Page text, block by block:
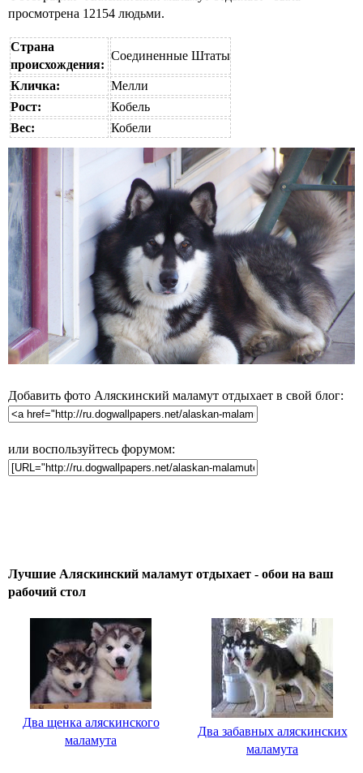
просмотрена 12154 людьми.
Страна
происхождения:
Соединенные Штаты
Кличка:
Мелли
Рост:
Кобель
Вес:
Кобели
Добавить фото Аляскинский маламут отдыхает в свой блог:
или воспользуйтесь форумом:
Лучшие Аляскинский маламут отдыхает - обои на ваш
рабочий стол
Два щенка аляскинского
маламута
Два забавных аляскинских
маламута